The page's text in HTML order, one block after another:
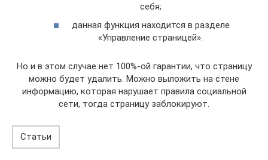
себя;
данная функция находится в разделе
«Управление страницей».
Но и в этом случае нет 100%-ой гарантии, что страницу
можно будет удалить. Можно выложить на стене
информацию, которая нарушает правила социальной
сети, тогда страницу заблокируют.
Статьи